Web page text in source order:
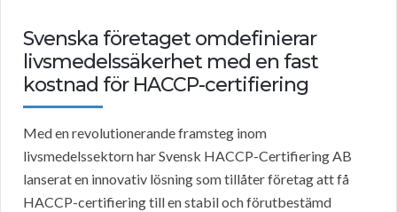
Svenska företaget omdefinierar
livsmedelssäkerhet med en fast
kostnad för HACCP-certifiering
Med en revolutionerande framsteg inom
livsmedelssektorn har Svensk HACCP-Certifiering AB
lanserat en innovativ lösning som tillåter företag att få
HACCP-certifiering till en stabil och förutbestämd